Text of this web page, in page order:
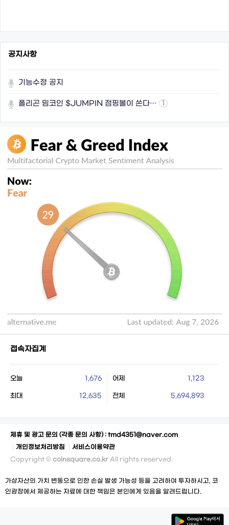
공지사항
기능수정 공지
폴리곤 밈코인 $JUMPIN 점핑볼이 쏜다… 1
접속자집계
오늘 1,676 어제 1,123
최대 12,635 전체 5,694,893
제휴 및 광고 문의 (각종 문의 사항) : tmd4351@naver.com
개인정보처리방침
서비스이용약관
Copyright © coinsquare.co.kr All rights reserved.
가상자산의 가치 변동으로 인한 손실 발생 가능성 등을 고려하여 투자하시고, 코
인광장에서 제공하는 자료에 대한 책임은 본인에게 있음을 알려드립니다.